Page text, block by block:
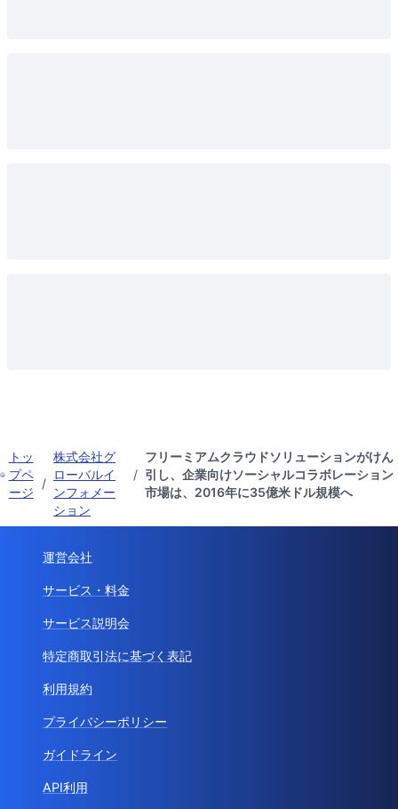
トッ
プペ
ージ
/
株式会社グ
ローバルイ
ンフォメー
ション
/
フリーミアムクラウドソリューションがけん
引し、企業向けソーシャルコラボレーション
市場は、2016年に35億米ドル規模へ
運営会社
サービス・料金
サービス説明会
特定商取引法に基づく表記
利用規約
プライバシーポリシー
ガイドライン
API利用